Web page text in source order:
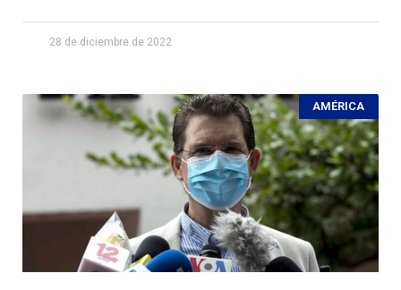
28 de diciembre de 2022
AMÉRICA